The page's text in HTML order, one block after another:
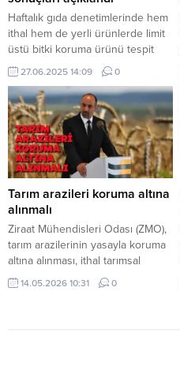
birbirimizi kırmadan rekabet
edeceğiz ama...
Haftalık gıda denetimlerinde hem
ithal hem de yerli ürünlerde limit
üstü bitki koruma ürünü tespit
edildi. Ayrıca iki yerli üründe,
tavsiye dışı bitki koruma ürünü
içeren numuneye rastlandı.
Haftalık gıda denetimlerinde hem
ithal hem de yerli ürünlerde limit
üstü bitki koruma ürünü tespit
edildi. Ayrıca iki yerli üründe,
tavsiye dışı...
27.06.2025 14:09 0
Tarım arazileri koruma altına
alınmalı
Ziraat Mühendisleri Odası (ZMO),
tarım arazilerinin yasayla koruma
altına alınması, ithal tarımsal
ürünlerin denetim altına alınması,
tüm destek ile sübvansiyelerin
14.05.2026 10:31 0